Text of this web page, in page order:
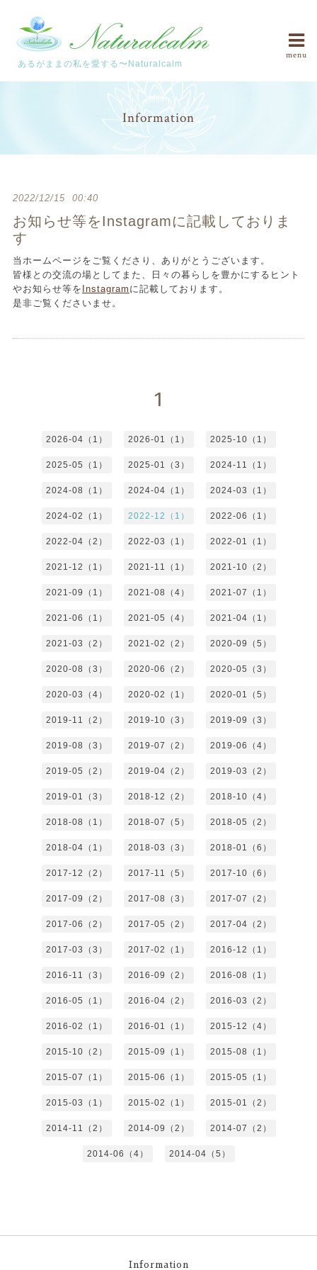
あるがままの私を愛する〜Naturalcalm
menu
Information
2022/12/15 00:40
お知らせ等をInstagramに記載しておりま
す
当ホームページをご覧くださり、ありがとうございます。
皆様との交流の場としてまた、日々の暮らしを豊かにするヒント
やお知らせ等を Instagram に記載しております。
是非ご覧くださいませ。
1
2026-04（1） 2026-01（1） 2025-10（1）
2025-05（1） 2025-01（3） 2024-11（1）
2024-08（1） 2024-04（1） 2024-03（1）
2024-02（1） 2022-12（1） 2022-06（1）
2022-04（2） 2022-03（1） 2022-01（1）
2021-12（1） 2021-11（1） 2021-10（2）
2021-09（1） 2021-08（4） 2021-07（1）
2021-06（1） 2021-05（4） 2021-04（1）
2021-03（2） 2021-02（2） 2020-09（5）
2020-08（3） 2020-06（2） 2020-05（3）
2020-03（4） 2020-02（1） 2020-01（5）
2019-11（2） 2019-10（3） 2019-09（3）
2019-08（3） 2019-07（2） 2019-06（4）
2019-05（2） 2019-04（2） 2019-03（2）
2019-01（3） 2018-12（2） 2018-10（4）
2018-08（1） 2018-07（5） 2018-05（2）
2018-04（1） 2018-03（3） 2018-01（6）
2017-12（2） 2017-11（5） 2017-10（6）
2017-09（2） 2017-08（3） 2017-07（2）
2017-06（2） 2017-05（2） 2017-04（2）
2017-03（3） 2017-02（1） 2016-12（1）
2016-11（3） 2016-09（2） 2016-08（1）
2016-05（1） 2016-04（2） 2016-03（2）
2016-02（1） 2016-01（1） 2015-12（4）
2015-10（2） 2015-09（1） 2015-08（1）
2015-07（1） 2015-06（1） 2015-05（1）
2015-03（1） 2015-02（1） 2015-01（2）
2014-11（2） 2014-09（2） 2014-07（2）
2014-06（4） 2014-04（5）
Information